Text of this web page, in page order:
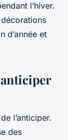
l’hiver.
d’année et
l’anticiper.
des